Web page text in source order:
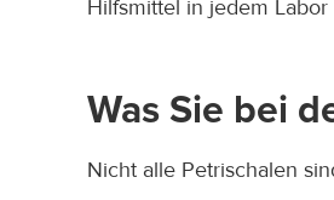
Hilfsmittel in jedem Labor
Was Sie bei
Nicht alle Petrischalen